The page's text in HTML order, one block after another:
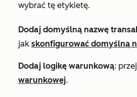
wybrać tę etykietę.
Dodaj domyślną nazwę
jak skonfigurować domyślną
Dodaj logikę warunkową:
warunkowej.